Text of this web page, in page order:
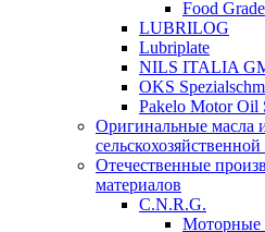
Food Grade
LUBRILOG
Lubriplate
NILS ITALIA
OKS
Pakelo Motor Oil
Оригинальные масла
Отечественные
материалов
C.N.R.G.
Моторные